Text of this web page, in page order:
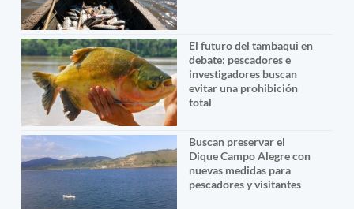
El futuro del tambaqui en
debate: pescadores e
investigadores buscan
evitar una prohibición
total
Buscan preservar el
Dique Campo Alegre con
nuevas medidas para
pescadores y visitantes